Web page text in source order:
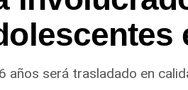
años será trasladado en